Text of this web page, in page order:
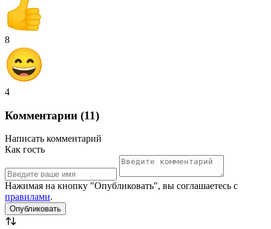
8
4
Комментарии (11)
Написать комментарий
Как гость
Нажимая на кнопку "Опубликовать", вы соглашаетесь с
правилами.